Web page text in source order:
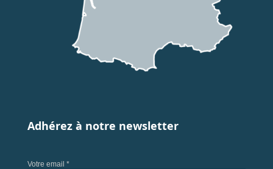
Adhérez à notre newsletter
Votre email *